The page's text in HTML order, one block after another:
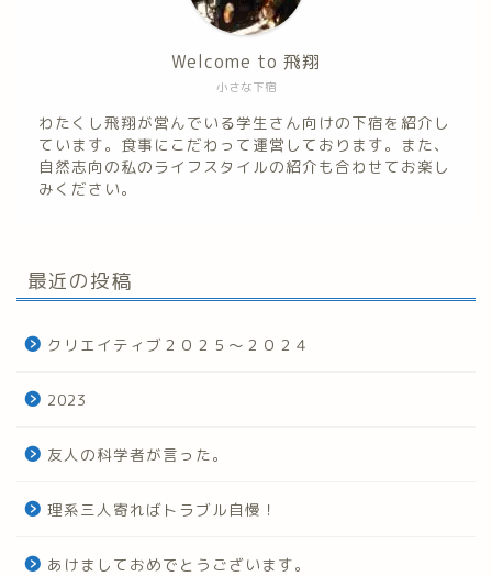
小さな下宿
Welcome to 飛翔
わたくし飛翔が営んでいる学生さん向けの下宿を紹介し
ています。食事にこだわって運営しております。また、
自然志向の私のライフスタイルの紹介も合わせてお楽し
みください。
最近の投稿
クリエイティブ２０２５～２０２４
2023
友人の科学者が言った。
理系三人寄ればトラブル自慢！
あけましておめでとうございます。